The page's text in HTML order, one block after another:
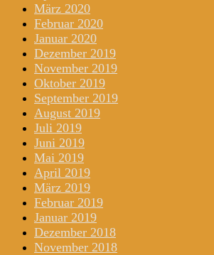
März 2020
Februar 2020
Januar 2020
Dezember 2019
November 2019
Oktober 2019
September 2019
August 2019
Juli 2019
Juni 2019
Mai 2019
April 2019
März 2019
Februar 2019
Januar 2019
Dezember 2018
November 2018